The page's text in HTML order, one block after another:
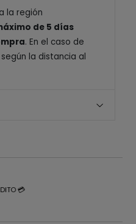
la región
de 5 días
. En el caso de
la distancia al
💳